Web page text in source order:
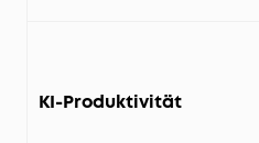
KI-Produktivität